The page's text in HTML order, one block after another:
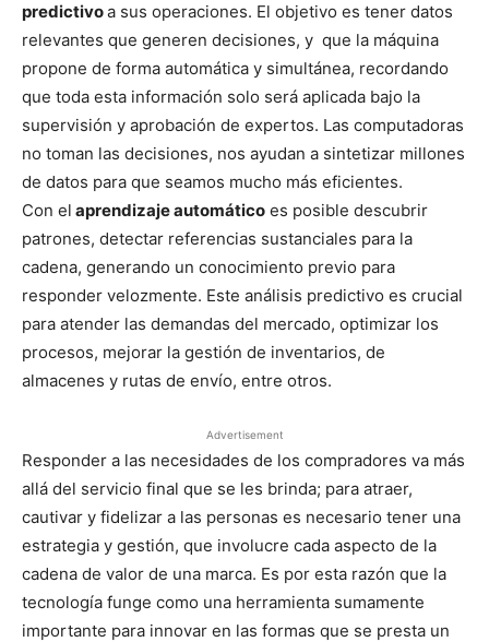
predictivoa sus operaciones. El objetivo es tener datos
relevantes que generen decisiones, y que la máquina
propone de forma automática y simultánea, recordando
que toda esta información solo será aplicada bajo la
supervisión y aprobación de expertos. Las computadoras
no toman las decisiones, nos ayudan a sintetizar millones
de datos para que seamos mucho más eficientes.
Con el aprendizaje automático es posible descubrir
patrones, detectar referencias sustanciales para la
cadena, generando un conocimiento previo para
responder velozmente. Este análisis predictivo es crucial
para atender las demandas del mercado, optimizar los
procesos, mejorar la gestión de inventarios, de
almacenes y rutas de envío, entre otros.
Advertisement
Responder a las necesidades de los compradores va más
allá del servicio final que se les brinda; para atraer,
cautivar y fidelizar a las personas es necesario tener una
estrategia y gestión, que involucre cada aspecto de la
cadena de valor de una marca. Es por esta razón que la
tecnología funge como una herramienta sumamente
importante para innovar en las formas que se presta un